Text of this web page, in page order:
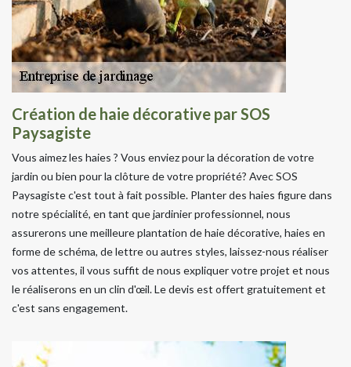
Création de haie décorative par SOS
Paysagiste
Vous aimez les haies ? Vous enviez pour la décoration de votre
jardin ou bien pour la clôture de votre propriété? Avec SOS
Paysagiste c'est tout à fait possible. Planter des haies figure dans
notre spécialité, en tant que jardinier professionnel, nous
assurerons une meilleure plantation de haie décorative, haies en
forme de schéma, de lettre ou autres styles, laissez-nous réaliser
vos attentes, il vous suffit de nous expliquer votre projet et nous
le réaliserons en un clin d'œil. Le devis est offert gratuitement et
c'est sans engagement.